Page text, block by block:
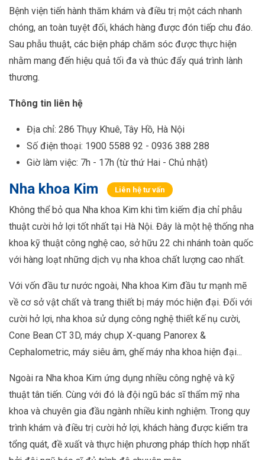
Bệnh viện tiến hành thăm khám và điều trị một cách nhanh
chóng, an toàn tuyệt đối, khách hàng được đón tiếp chu đáo.
Sau phẫu thuật, các biện pháp chăm sóc được thực hiện
nhằm mang đến hiệu quả tối đa và thúc đẩy quá trình lành
thương.
Thông tin liên hệ
Địa chỉ: 286 Thụy Khuê, Tây Hồ, Hà Nội
Số điện thoại: 1900 5588 92 - 0936 388 288
Giờ làm việc: 7h - 17h (từ thứ Hai - Chủ nhật)
Nha khoa Kim Liên hệ tư vấn
Không thể bỏ qua Nha khoa Kim khi tìm kiếm địa chỉ phẫu
thuật cười hở lợi tốt nhất tại Hà Nội. Đây là một hệ thống nha
khoa kỹ thuật công nghệ cao, sở hữu 22 chi nhánh toàn quốc
với hàng loạt những dịch vụ nha khoa chất lượng cao nhất.
Với vốn đầu tư nước ngoài, Nha khoa Kim đầu tư mạnh mẽ
về cơ sở vật chất và trang thiết bị máy móc hiện đại. Đối với
cười hở lợi, nha khoa sử dụng công nghệ thiết kế nụ cười,
Cone Bean CT 3D, máy chụp X-quang Panorex &
Cephalometric, máy siêu âm, ghế máy nha khoa hiện đại...
Ngoài ra Nha khoa Kim ứng dụng nhiều công nghệ và kỹ
thuật tân tiến. Cùng với đó là đội ngũ bác sĩ thẩm mỹ nha
khoa và chuyên gia đầu ngành nhiều kinh nghiệm. Trong quy
trình khám và điều trị cười hở lợi, khách hàng được kiểm tra
tổng quát, đề xuất và thực hiện phương pháp thích hợp nhất